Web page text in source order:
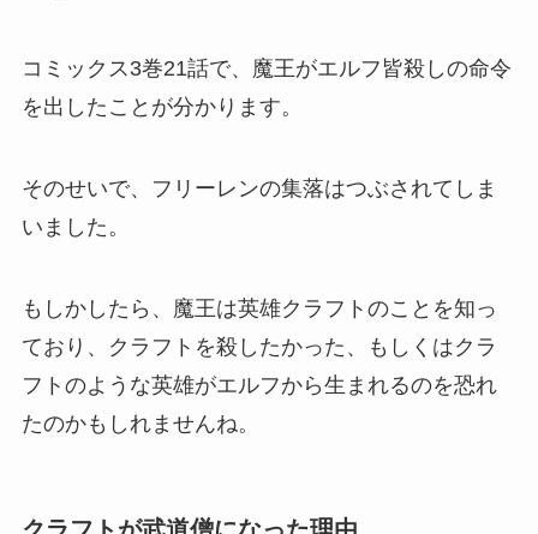
コミックス3巻21話で、魔王がエルフ皆殺しの命令
を出したことが分かります。
そのせいで、フリーレンの集落はつぶされてしま
いました。
もしかしたら、魔王は英雄クラフトのことを知っ
ており、クラフトを殺したかった、もしくはクラ
フトのような英雄がエルフから生まれるのを恐れ
たのかもしれませんね。